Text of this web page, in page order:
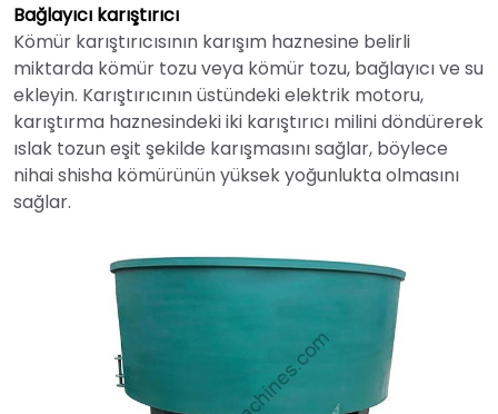
Bağlayıcı karıştırıcı
Kömür karıştırıcısının karışım haznesine belirli
miktarda kömür tozu veya kömür tozu, bağlayıcı ve su
ekleyin. Karıştırıcının üstündeki elektrik motoru,
karıştırma haznesindeki iki karıştırıcı milini döndürerek
ıslak tozun eşit şekilde karışmasını sağlar, böylece
nihai shisha kömürünün yüksek yoğunlukta olmasını
sağlar.